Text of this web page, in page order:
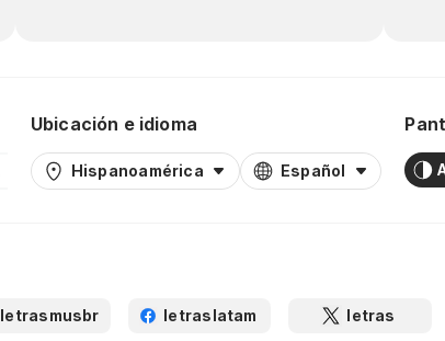
Ubicación e idioma
Hispanoamérica Español
letrasmusbr letraslatam letras